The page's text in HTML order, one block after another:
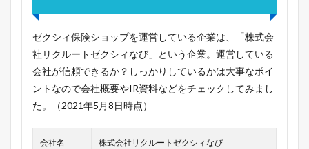
ゼクシィ保険ショップを運営している企業は、「株式会
社リクルートゼクシィなび」という企業。運営している
会社が信頼できるか？しっかりしているかは大事なポイ
ントなので会社概要やIR資料などをチェックしてみまし
た。（2021年5月8日時点）
会社名 株式会社リクルートゼクシィなび